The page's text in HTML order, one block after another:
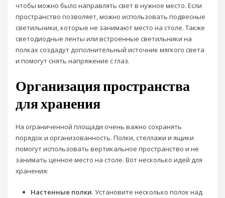
чтобы можно было направлять свет в нужное место. Если
пространство позволяет, можно использовать подвесные
светильники, которые не занимают место на столе. Также
светодиодные ленты или встроенные светильники на
полках создадут дополнительный источник мягкого света
и помогут снять напряжение с глаз.
Организация пространства
для хранения
На ограниченной площади очень важно сохранять
порядок и организованность. Полки, стеллажи и ящики
помогут использовать вертикальное пространство и не
занимать ценное место на столе. Вот несколько идей для
хранения:
Настенные полки. Установите несколько полок над